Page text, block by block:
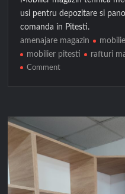
usi pentru depozitare si
comanda in Pitesti.
amenajare magazin
mobilier pitesti
rafturi
Commenton
medicala
Pitesti